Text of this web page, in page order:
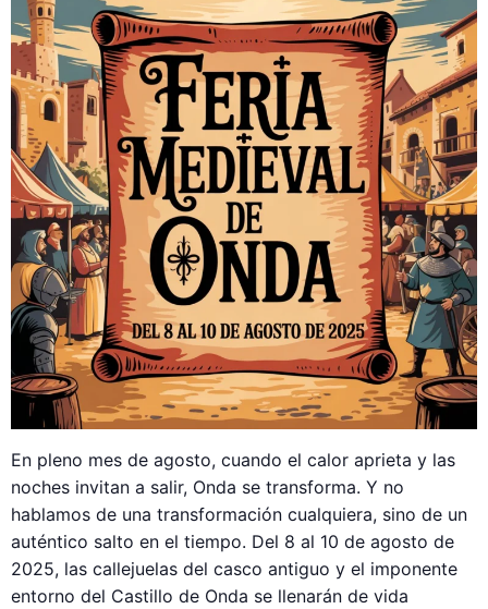
En pleno mes de agosto, cuando el calor aprieta y las
noches invitan a salir, Onda se transforma. Y no
hablamos de una transformación cualquiera, sino de un
auténtico salto en el tiempo. Del 8 al 10 de agosto de
2025, las callejuelas del casco antiguo y el imponente
entorno del Castillo de Onda se llenarán de vida